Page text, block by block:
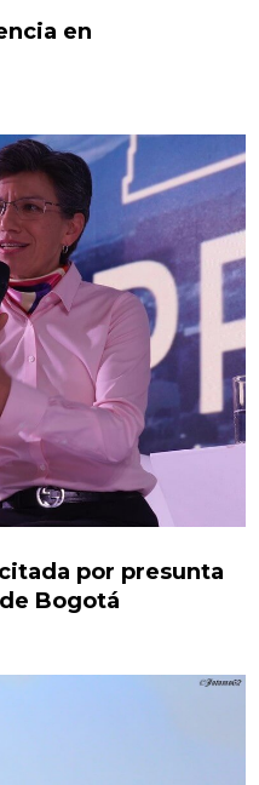
en
por presunta
Bogotá